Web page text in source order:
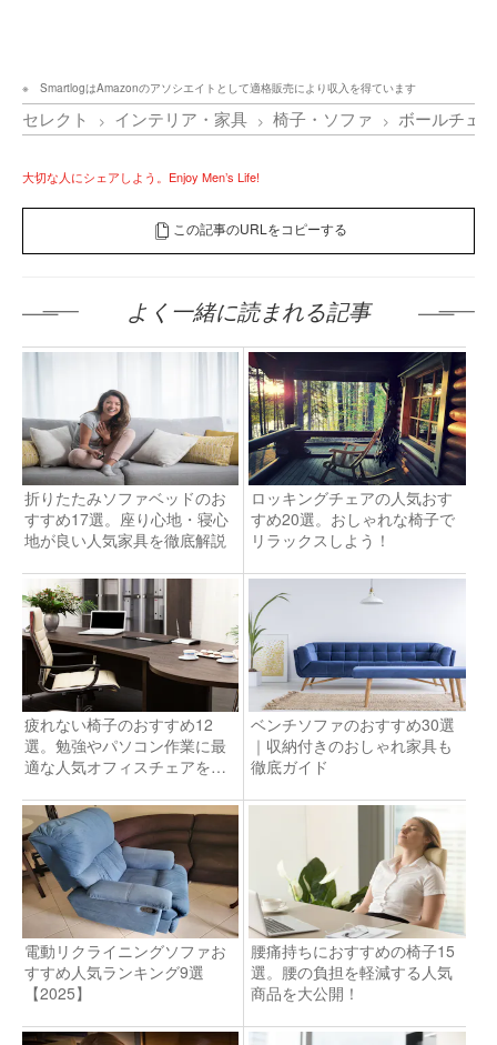
SmartlogはAmazonのアソシエイトとして適格販売により収入を得ています
セレクト インテリア・家具 椅子・ソファ ボールチェ
大切な人にシェアしよう。Enjoy Men’s Life!
この記事のURLをコピーする
よく一緒に読まれる記事
折りたたみソファベッドのお
すすめ17選。座り心地・寝心
地が良い人気家具を徹底解説
ロッキングチェアの人気おす
すめ20選。おしゃれな椅子で
リラックスしよう！
疲れない椅子のおすすめ12
選。勉強やパソコン作業に最
適な人気オフィスチェアを大
ベンチソファのおすすめ30選
｜収納付きのおしゃれ家具も
徹底ガイド
電動リクライニングソファお
すすめ人気ランキング9選
【2025】
腰痛持ちにおすすめの椅子15
選。腰の負担を軽減する人気
商品を大公開！